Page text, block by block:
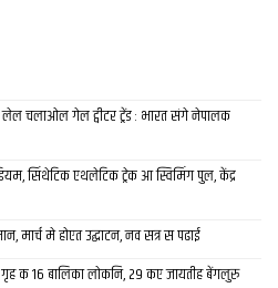
लेल चलाओल गेल ट्वीटर ट्रेंड : भारत संगे नेपालक
सिंथेटिक एथलेटिक ट्रेक आ स्विमिंग पुल, केंद्र
मार्च मे होएत उद्घाटन, नव सत्र स पढाई
क 16 बालिका लोकनि, 29 कए जायतीह बेंगलुरु